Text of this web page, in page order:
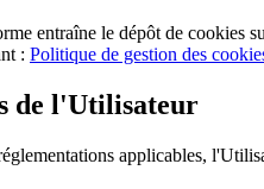
entraîne le dépôt de cookies
: Politique de gestion des
de l'Utilisateur
applicables,